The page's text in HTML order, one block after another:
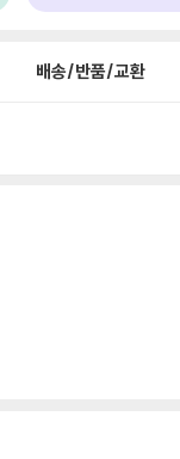
배송/반품/교환